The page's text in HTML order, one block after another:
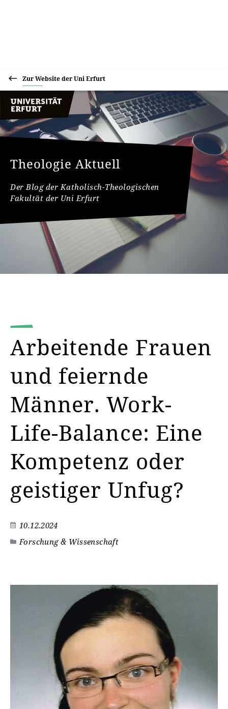
Zur Website der Uni Erfurt
Theologie Aktuell
Der Blog der Katholisch-Theologischen
Fakultät der Uni Erfurt
Arbeitende Frauen
und feiernde
Männer. Work-
Life-Balance: Eine
Kompetenz oder
geistiger Unfug?
10.12.2024
Forschung & Wissenschaft